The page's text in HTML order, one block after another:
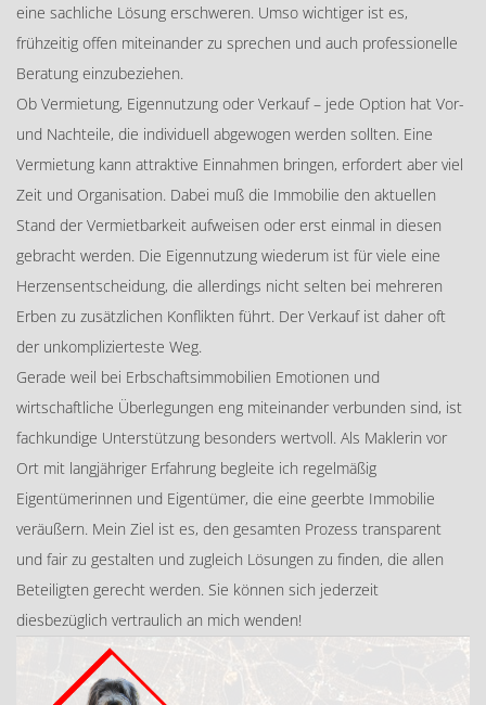
eine sachliche Lösung erschweren. Umso wichtiger ist es,
frühzeitig offen miteinander zu sprechen und auch professionelle
Beratung einzubeziehen.
Ob Vermietung, Eigennutzung oder Verkauf – jede Option hat Vor-
und Nachteile, die individuell abgewogen werden sollten. Eine
Vermietung kann attraktive Einnahmen bringen, erfordert aber viel
Zeit und Organisation. Dabei muß die Immobilie den aktuellen
Stand der Vermietbarkeit aufweisen oder erst einmal in diesen
gebracht werden. Die Eigennutzung wiederum ist für viele eine
Herzensentscheidung, die allerdings nicht selten bei mehreren
Erben zu zusätzlichen Konflikten führt. Der Verkauf ist daher oft
der unkomplizierteste Weg.
Gerade weil bei Erbschaftsimmobilien Emotionen und
wirtschaftliche Überlegungen eng miteinander verbunden sind, ist
fachkundige Unterstützung besonders wertvoll. Als Maklerin vor
Ort mit langjähriger Erfahrung begleite ich regelmäßig
Eigentümerinnen und Eigentümer, die eine geerbte Immobilie
veräußern. Mein Ziel ist es, den gesamten Prozess transparent
und fair zu gestalten und zugleich Lösungen zu finden, die allen
Beteiligten gerecht werden. Sie können sich jederzeit
diesbezüglich vertraulich an mich wenden!